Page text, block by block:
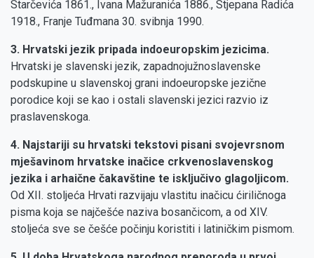
Starčevića 1861., Ivana Mažuranića 1886., Stjepana Radića
1918., Franje Tuđmana 30. svibnja 1990.
3. Hrvatski jezik pripada indoeuropskim jezicima.
Hrvatski je slavenski jezik, zapadnojužnoslavenske
podskupine u slavenskoj grani indoeuropske jezične
porodice koji se kao i ostali slavenski jezici razvio iz
praslavenskoga.
4. Najstariji su hrvatski tekstovi pisani svojevrsnom
mješavinom hrvatske inačice crkvenoslavenskog
jezika i arhaične čakavštine te isključivo glagoljicom.
Od XII. stoljeća Hrvati razvijaju vlastitu inačicu ćiriličnoga
pisma koja se najčešće naziva bosančicom, a od XIV.
stoljeća sve se češće počinju koristiti i latiničkim pismom.